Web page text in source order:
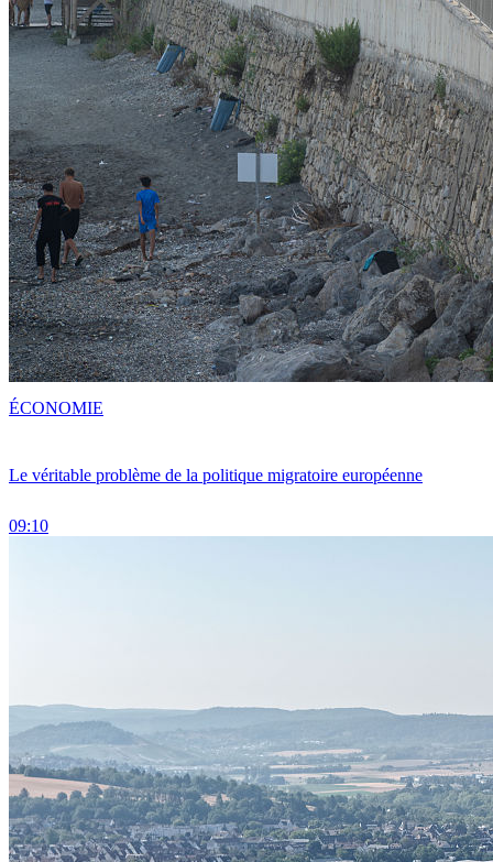
Le véritable problème de la politique migratoire européenne
09:10
ÉCONOMIE